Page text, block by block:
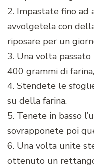
2. Impastate fino ad
avvolgetela con
riposare per un
3. Una volta
400 grammi di
4. Stendete le
su della farina.
5. Tenete in basso
sovrapponete poi
6. Una volta unite
ottenuto un